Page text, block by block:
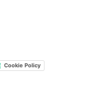
Cookie Policy